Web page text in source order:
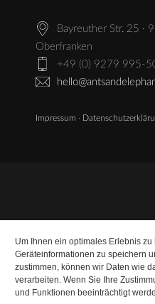
Um Ihnen ein optimales Erlebnis
Geräteinformationen zu speichern
zustimmen, können wir Daten wie
verarbeiten. Wenn Sie Ihre
und Funktionen beeinträchtigt
Bayreuther Str. 25 ·
Oberfranken
+49 (0) 9279 995-
Impressum ·